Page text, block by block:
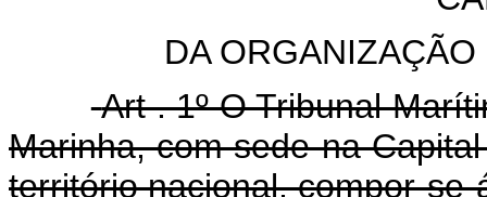
DA
Art . 1º O Tribunal
Marinha, com sede na
território nacional, compor-